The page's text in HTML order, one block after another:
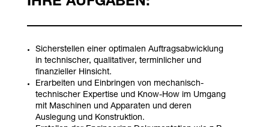
Sicherstellen einer optimalen Auftragsabwicklung
in technischer, qualitativer, terminlicher und
finanzieller Hinsicht.
Erarbeiten und Einbringen von mechanisch-
technischer Expertise und Know-How im Umgang
mit Maschinen und Apparaten und deren
Auslegung und Konstruktion.